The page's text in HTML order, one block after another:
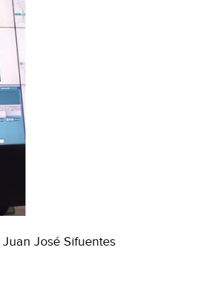
José Sifuentes